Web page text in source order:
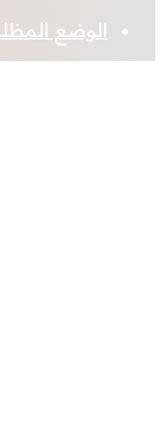
الوضع